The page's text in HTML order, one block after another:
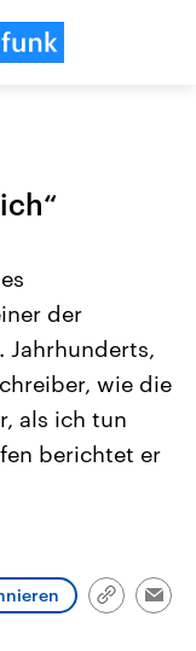
Beiträge,
der
Jahrhunderts,
wie die
als ich tun
berichtet er
Link